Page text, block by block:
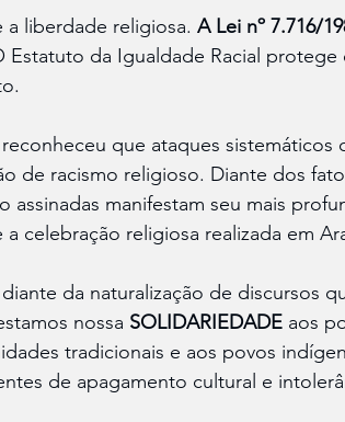
liberdade religiosa. A Lei nº 7.716/
da Igualdade Racial
que ataques sistemáticos
de racismo religioso. Diante dos
assinadas manifestam seu mais
celebração religiosa realizada em
da naturalização de discursos
nossa SOLIDARIEDADE aos
tradicionais e aos povos
de apagamento cultural e